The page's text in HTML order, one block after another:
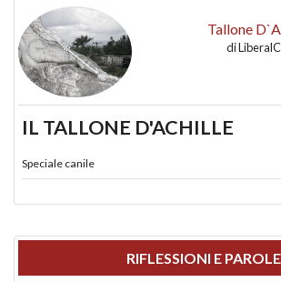
Tallone
di
IL TALLONE D'ACHILLE
Speciale canile
RIFLESSIONI E PAROLE